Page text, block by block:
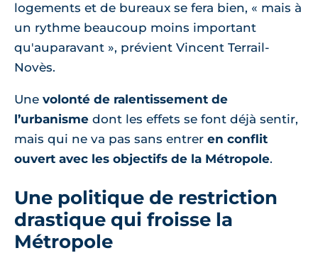
logements et de bureaux se fera bien, « mais à
un rythme beaucoup moins important
qu'auparavant », prévient Vincent Terrail-
Novès.
Une volonté de ralentissement de
l’urbanisme dont les effets se font déjà sentir,
mais qui ne va pas sans entrer en conflit
ouvert avec les objectifs de la Métropole.
Une politique de restriction
drastique qui froisse la
Métropole